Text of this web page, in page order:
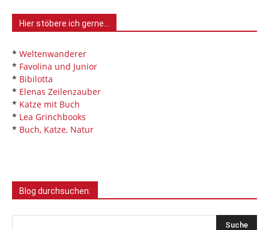
Hier stöbere ich gerne…
* Weltenwanderer
* Favolina und Junior
* Bibilotta
* Elenas Zeilenzauber
* Katze mit Buch
* Lea Grinchbooks
* Buch, Katze, Natur
Blog durchsuchen: